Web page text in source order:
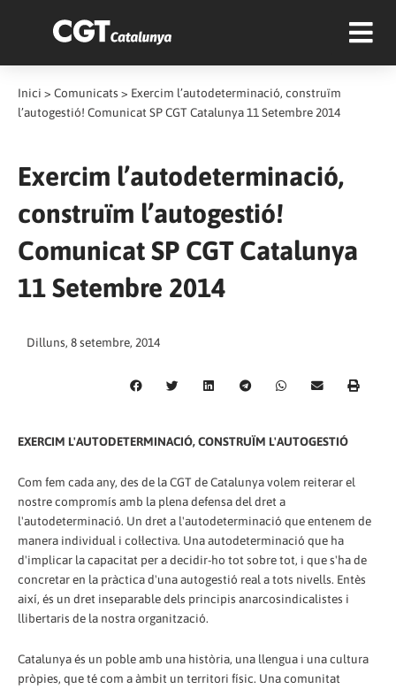
Inici > Comunicats > Exercim l’autodeterminació, construïm
l’autogestió! Comunicat SP CGT Catalunya 11 Setembre 2014
Exercim l’autodeterminació,
construïm l’autogestió!
Comunicat SP CGT Catalunya
11 Setembre 2014
Dilluns, 8 setembre, 2014
EXERCIM L'AUTODETERMINACIÓ, CONSTRUÏM L'AUTOGESTIÓ
Com fem cada any, des de la CGT de Catalunya volem reiterar el
nostre compromís amb la plena defensa del dret a
l'autodeterminació. Un dret a l'autodeterminació que entenem de
manera individual i col·lectiva. Una autodeterminació que ha
d'implicar la capacitat per a decidir-ho tot sobre tot, i que s'ha de
concretar en la pràctica d'una autogestió real a tots nivells. Entès
així, és un dret inseparable dels principis anarcosindicalistes i
llibertaris de la nostra organització.
Catalunya és un poble amb una història, una llengua i una cultura
pròpies, que té com a àmbit un territori físic. Una comunitat